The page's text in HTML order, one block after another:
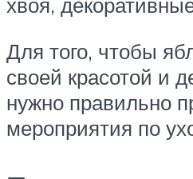
хвоя,
Для того, чтобы
своей красотой и
нужно правильно
мероприятия по